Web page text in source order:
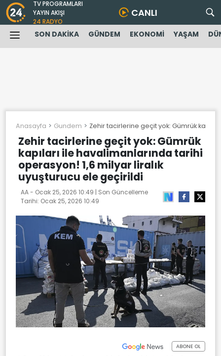
TV PROGRAMLARI
YAYIN AKIŞI
24 RADYO
CANLI
SON DAKİKA GÜNDEM EKONOMİ YAŞAM
Anasayfa Gundem Zehir tacirlerine geçit yok: Gümrük
Zehir tacirlerine geçit yok: Gümrük
kapıları ile havalimanlarında tarihi
operasyon! 1,6 milyar liralık
uyuşturucu ele geçirildi
AA - Ocak 25, 2026 10:49 | Son Güncelleme
Tarihi: Ocak 25, 2026 10:49
ABONE OL